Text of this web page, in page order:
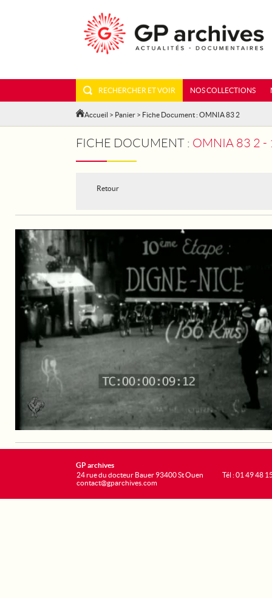
RECHERCHER ET VOIR NOS COLLECTIONS
Accueil > Panier > Fiche Document : OMNIA 83 2
FICHE DOCUMENT : OMNIA 83 2 -
Retour
GP archives
24 rue du docteur Bauer 93400 St Ouen
contact@gparchives.com
Tél : 01 49 48